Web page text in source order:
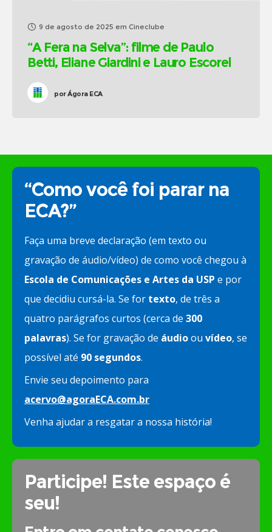
9 de agosto de 2025 em Cineclube
“A Fera na Selva”: filme de Paulo
Betti, Eliane Giardini e Lauro Escorel
porÁgora ECA
“Como você foi parar na
ECA?”
Faça uma breve declaração (em texto ou
gravação de áudio/vídeo) de como você chegou à
Escola de Comunicações e Artes da USP e por
que decidiu cursá-la. Se for texto, de três a
quatro parágrafos curtos (cerca de 300
palavras). Se for gravação de áudioou vídeo, se
possível até 90 segundos.
Envie seu depoimento para
acervo@agoraECA.com.br
Venha ajudar a resgatar a nossa história!
Participe! Este espaço é
seu!